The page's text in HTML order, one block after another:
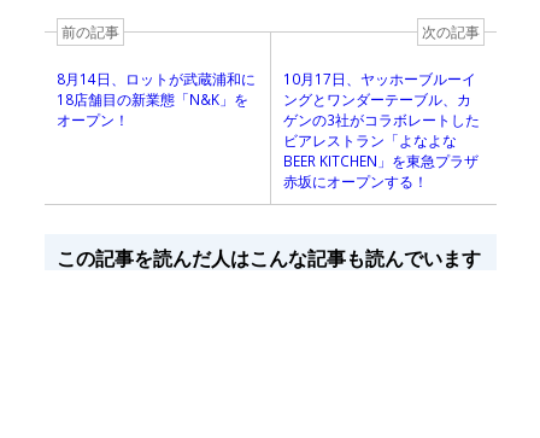
前の記事
8月14日、ロットが武蔵浦和に
18店舗目の新業態「N&K」を
オープン！
次の記事
10月17日、ヤッホーブルーイ
ングとワンダーテーブル、カ
ゲンの3社がコラボレートした
ビアレストラン「よなよな
BEER KITCHEN」を東急プラザ
赤坂にオープンする！
この記事を読んだ人はこんな記事も読んでいます